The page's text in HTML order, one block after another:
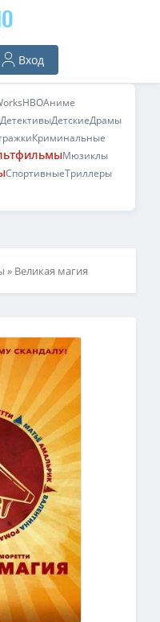
Вход
HBOАниме
ДетективыДетскиеДрамы
Криминальные
Мюзиклы
СпортивныеТриллеры
» Великая магия